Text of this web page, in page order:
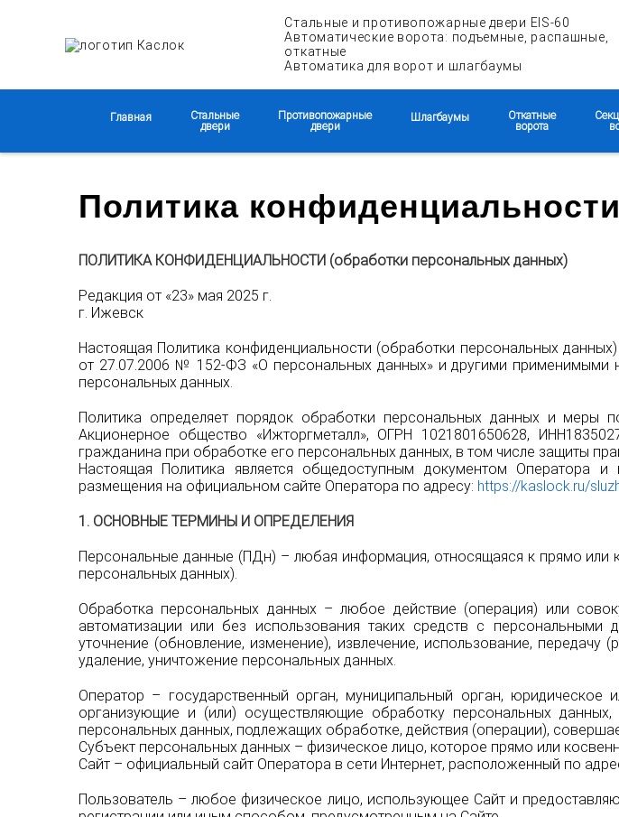
Стальные и противопожарные двери EIS-60
Автоматические ворота: подъемные, распашные,
откатные
Автоматика для ворот и шлагбаумы
Главная
Стальные
двери
Противопожарные
двери
Шлагбаумы
Откатные
ворота
Политика конфиденциальности
ПОЛИТИКА КОНФИДЕНЦИАЛЬНОСТИ (обработки персональных данных)
Редакция от «23» мая 2025 г.
г. Ижевск
Настоящая Политика конфиденциальности (обработки персональных
от 27.07.2006 № 152-ФЗ «О персональных данных» и другими
персональных данных.
Политика определяет порядок обработки персональных данных и меры
Акционерное общество «Ижторгметалл», ОГРН 1021801650628,
гражданина при обработке его персональных данных, в том числе защиты
Настоящая Политика является общедоступным документом Оператора
размещения на официальном сайте Оператора по адресу: https://kaslock.ru/
1. ОСНОВНЫЕ ТЕРМИНЫ И ОПРЕДЕЛЕНИЯ
Персональные данные (ПДн) – любая информация, относящаяся к прямо или
персональных данных).
Обработка персональных данных – любое действие (операция) или
автоматизации или без использования таких средств с персональными
уточнение (обновление, изменение), извлечение, использование, передачу
удаление, уничтожение персональных данных.
Оператор – государственный орган, муниципальный орган,
организующие и (или) осуществляющие обработку персональных
персональных данных, подлежащих обработке, действия (операции),
Субъект персональных данных – физическое лицо, которое прямо или
Сайт – официальный сайт Оператора в сети Интернет, расположенный по
Пользователь – любое физическое лицо, использующее Сайт и